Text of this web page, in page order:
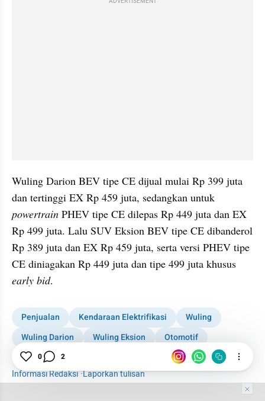
Wuling Darion BEV tipe CE dijual mulai Rp 399 juta
powertrain PHEV tipe CE dilepas Rp 449 juta dan EX
Rp 499 juta. Lalu SUV Eksion BEV tipe CE dibanderol
Rp 389 juta dan EX Rp 459 juta, serta versi PHEV tipe
early bid.
Penjualan Kendaraan Elektrifikasi
Wuling
Wuling Darion
Wuling Eksion
Otomotif
New Energy Vehicle
Informasi Redaksi·Laporkan tulisan
0 2